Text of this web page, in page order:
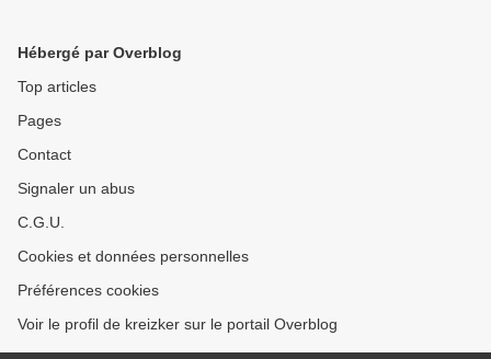
Hébergé par Overblog
Top articles
Pages
Contact
Signaler un abus
C.G.U.
Cookies et données personnelles
Préférences cookies
Voir le profil de kreizker sur le portail Overblog